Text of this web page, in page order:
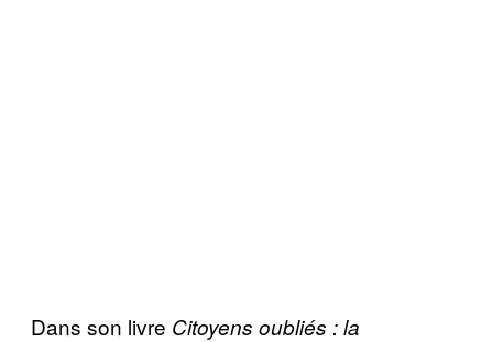
Dans son livre Citoyens oubliés : la